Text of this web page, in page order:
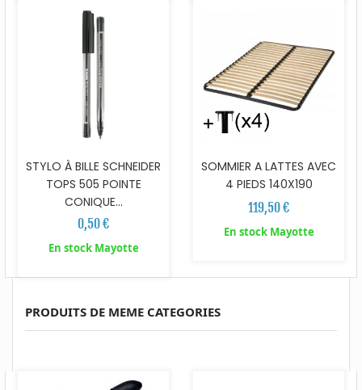
STYLO À BILLE SCHNEIDER
TOPS 505 POINTE
CONIQUE...
0,50 €
En stock Mayotte
SOMMIER A LATTES AVEC
4 PIEDS 140X190
119,50 €
En stock Mayotte
PRODUITS DE MEME CATEGORIES